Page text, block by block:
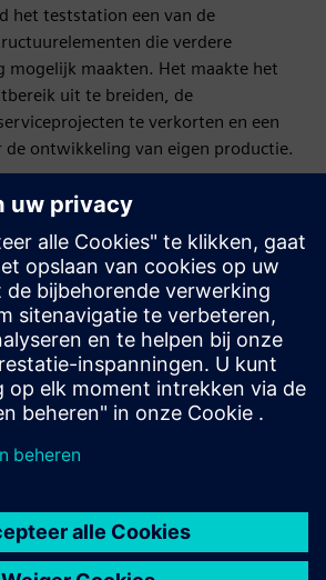
het teststation een van de
die verdere
mogelijk maakten. Het maakte het
uit te breiden, de
te verkorten en een
de ontwikkeling van eigen productie.
van Siemens heeft dit project het
oplossingen op maat, vooral in
niet voldoen aan
vereisten. In dergelijke gevallen wordt
door de technologie zelf,
van competenties en
partners, die samen nieuwe
voor bestaande uitdagingen.